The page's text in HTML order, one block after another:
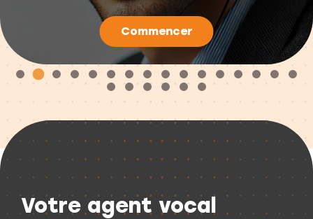
Commencer
Votre agent vocal